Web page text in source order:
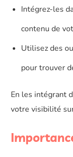
Intégrez-les
contenu de
Utilisez des
pour trouver
En les intégrant
votre visibilité